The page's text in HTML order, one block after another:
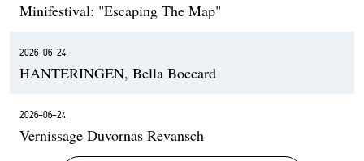
Minifestival: "Escaping The Map"
2026-06-24
HANTERINGEN, Bella Boccard
2026-06-24
Vernissage Duvornas Revansch